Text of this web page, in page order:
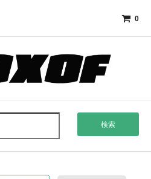
0
検索